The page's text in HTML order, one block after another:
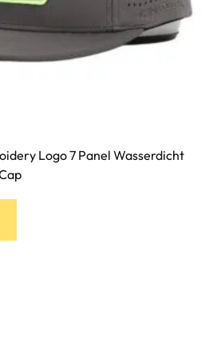
Logo 7 Panel Wasserdicht